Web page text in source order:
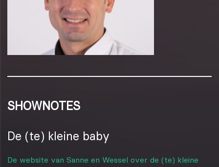
SHOWNOTES
De (te) kleine baby
De website van Sanne en Wessel over de (te) kleine